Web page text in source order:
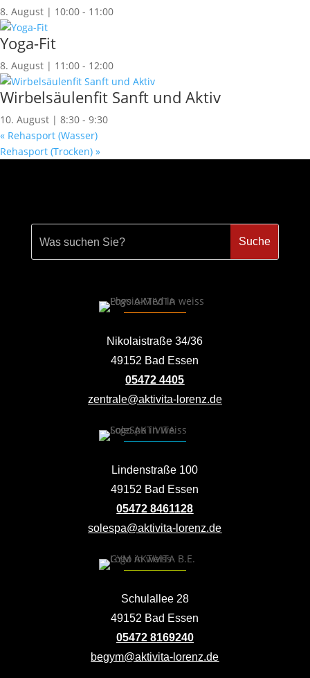
8. August | 10:00 - 11:00
Yoga-Fit
8. August | 11:00 - 12:00
Wirbelsäulenfit Sanft und Aktiv
10. August | 8:30 - 9:30
« Rehasport (Wasser)
Rehasport (Trocken) »
Nikolaistraße 34/36
49152 Bad Essen
05472 4405
zentrale@aktivita-lorenz.de
Lindenstraße 100
49152 Bad Essen
05472 8461128
solespa@aktivita-lorenz.de
Schulallee 28
49152 Bad Essen
05472 8169240
begym@aktivita-lorenz.de